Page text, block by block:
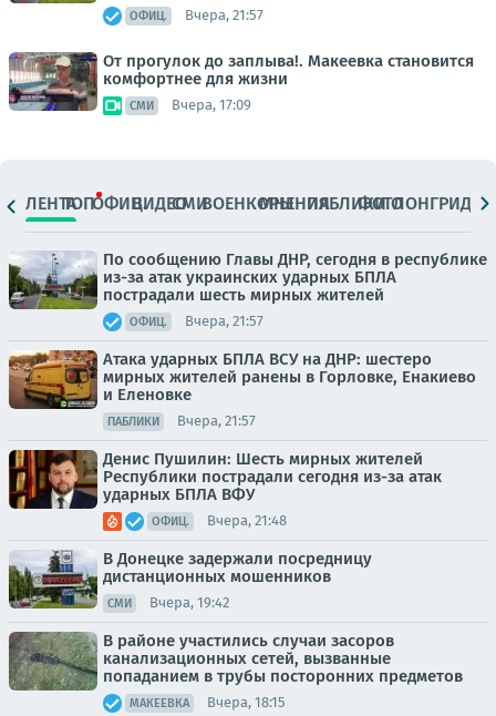
ОФИЦ. Вчера, 21:57
От прогулок до заплыва!. Макеевка становится
комфортнее для жизни
СМИ Вчера, 17:09
ЛЕНТАТОПОФИЦ.ВИДЕОСМИВОЕНКОРЫМНЕНИЯПАБЛИКИ
ФОТОЛОНГРИДЫ
По сообщению Главы ДНР, сегодня в республике
из-за атак украинских ударных БПЛА
пострадали шесть мирных жителей
ОФИЦ. Вчера, 21:57
Атака ударных БПЛА ВСУ на ДНР: шестеро
мирных жителей ранены в Горловке, Енакиево
и Еленовке
ПАБЛИКИ Вчера, 21:57
Денис Пушилин: Шесть мирных жителей
Республики пострадали сегодня из-за атак
ударных БПЛА ВФУ
ОФИЦ. Вчера, 21:48
В Донецке задержали посредницу
дистанционных мошенников
СМИ Вчера, 19:42
В районе участились случаи засоров
канализационных сетей, вызванные
попаданием в трубы посторонних предметов
МАКЕЕВКА Вчера, 18:15